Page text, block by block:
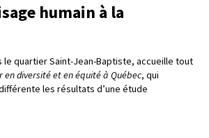
humain à la
le quartier Saint-Jean-Baptiste, accueille tout
en diversité et en équité à Québec, qui
les résultats d’une étude